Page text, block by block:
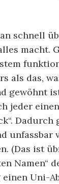
schnell
macht.
als das,
gewöhnt
jeder
Dadurch
unfassbar
(Das ist
Namen“
Uni-